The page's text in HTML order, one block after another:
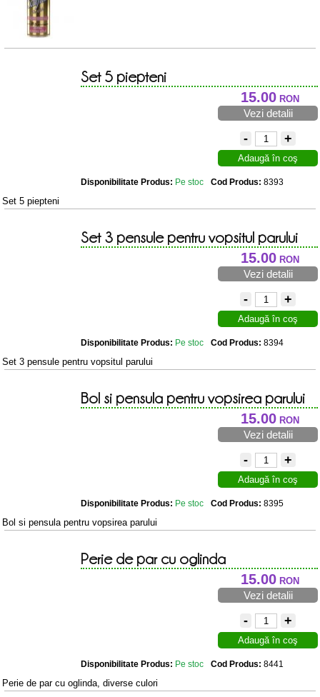
Set 5 piepteni
15.00RON
Vezi detalii
- +
Adaugă în coş
Disponibilitate Produs: Pe stoc Cod Produs: 8393
Set 5 piepteni
Set 3 pensule pentru vopsitul parului
15.00RON
Vezi detalii
- +
Adaugă în coş
Disponibilitate Produs: Pe stoc Cod Produs: 8394
Set 3 pensule pentru vopsitul parului
Bol si pensula pentru vopsirea parului
15.00RON
Vezi detalii
- +
Adaugă în coş
Disponibilitate Produs: Pe stoc Cod Produs: 8395
Bol si pensula pentru vopsirea parului
Perie de par cu oglinda
15.00RON
Vezi detalii
- +
Adaugă în coş
Disponibilitate Produs: Pe stoc Cod Produs: 8441
Perie de par cu oglinda, diverse culori